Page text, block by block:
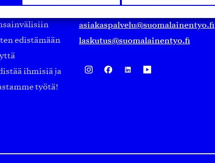
edistämään
ihmisiä ja
työtä!
asiakaspalvelu@suomalainentyo.fi
laskutus@suomalainentyo.fi